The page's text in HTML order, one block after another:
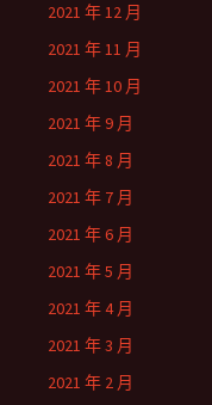
2021 年 12 月
2021 年 11 月
2021 年 10 月
2021 年 9 月
2021 年 8 月
2021 年 7 月
2021 年 6 月
2021 年 5 月
2021 年 4 月
2021 年 3 月
2021 年 2 月